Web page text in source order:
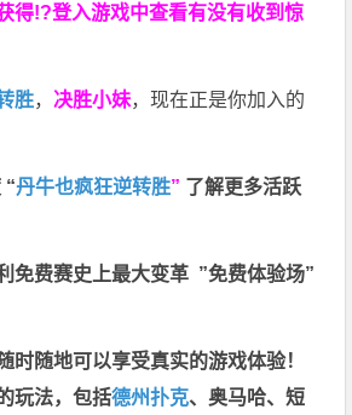
得!?登入游戏中查看有没有收到惊
胜， 决胜小妹，现在正是你加入的
“丹牛也疯狂逆转胜” 了解更多活跃
免费赛史上最大变革 ”免费体验场”
时随地可以享受真实的游戏体验！
玩法，包括德州扑克、奥马哈、短